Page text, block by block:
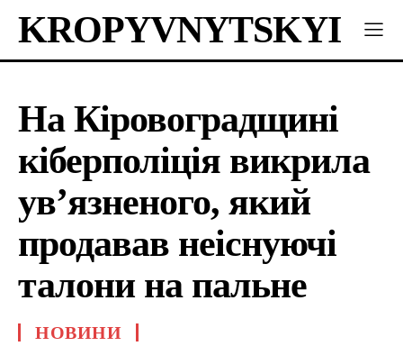
KROPYVNYTSKYI
На Кіровоградщині
кіберполіція викрила
ув’язненого, який
продавав неіснуючі
талони на пальне
НОВИНИ